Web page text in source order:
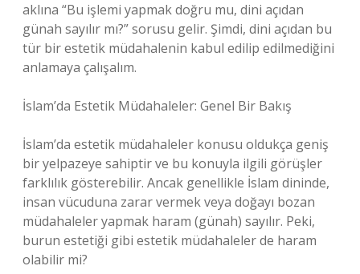
aklına “Bu işlemi yapmak doğru mu, dini açıdan
günah sayılır mı?” sorusu gelir. Şimdi, dini açıdan bu
tür bir estetik müdahalenin kabul edilip edilmediğini
anlamaya çalışalım.
İslam’da Estetik Müdahaleler: Genel Bir Bakış
İslam’da estetik müdahaleler konusu oldukça geniş
bir yelpazeye sahiptir ve bu konuyla ilgili görüşler
farklılık gösterebilir. Ancak genellikle İslam dininde,
insan vücuduna zarar vermek veya doğayı bozan
müdahaleler yapmak haram (günah) sayılır. Peki,
burun estetiği gibi estetik müdahaleler de haram
olabilir mi?